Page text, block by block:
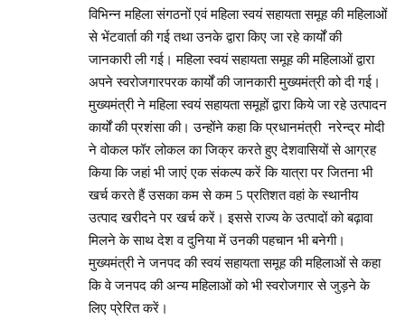
विभिन्न महिला संगठनों एवं महिला स्वयं सहायता समूह की महिलाओं
से भेंटवार्ता की गई तथा उनके द्वारा किए जा रहे कार्यों की
जानकारी ली गई। महिला स्वयं सहायता समूह की महिलाओं द्वारा
अपने स्वरोजगारपरक कार्यों की जानकारी मुख्यमंत्री को दी गई।
मुख्यमंत्री ने महिला स्वयं सहायता समूहों द्वारा किये जा रहे उत्पादन
कार्यों की प्रशंसा की। उन्होंने कहा कि प्रधानमंत्री नरेन्द्र मोदी
ने वोकल फॉर लोकल का जिक्र करते हुए देशवासियों से आग्रह
किया कि जहां भी जाएं एक संकल्प करें कि यात्रा पर जितना भी
खर्च करते हैं उसका कम से कम 5 प्रतिशत वहां के स्थानीय
उत्पाद खरीदने पर खर्च करें। इससे राज्य के उत्पादों को बढ़ावा
मिलने के साथ देश व दुनिया में उनकी पहचान भी बनेगी।
मुख्यमंत्री ने जनपद की स्वयं सहायता समूह की महिलाओं से कहा
कि वे जनपद की अन्य महिलाओं को भी स्वरोजगार से जुड़ने के
लिए प्रेरित करें।